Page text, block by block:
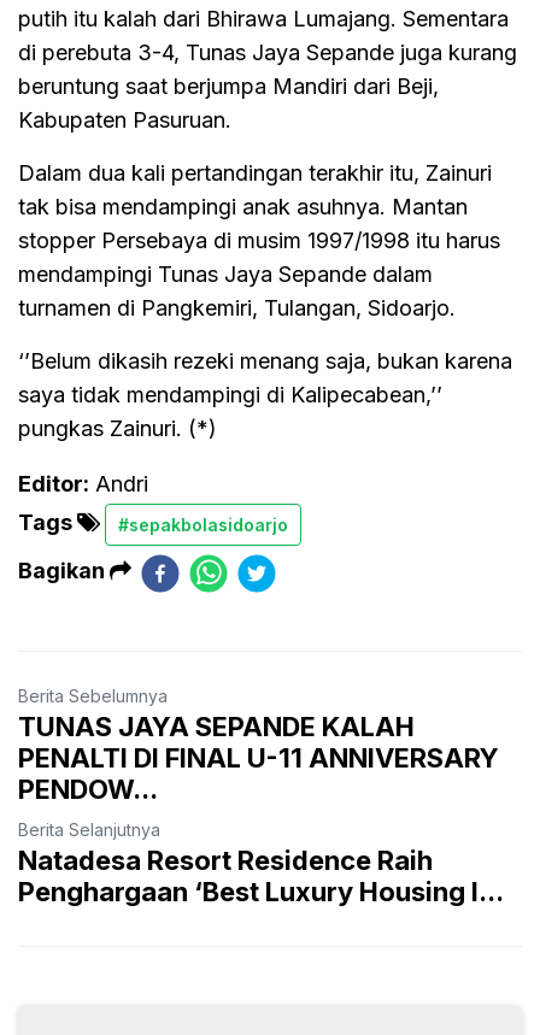
putih itu kalah dari Bhirawa Lumajang. Sementara
di perebuta 3-4, Tunas Jaya Sepande juga kurang
beruntung saat berjumpa Mandiri dari Beji,
Kabupaten Pasuruan.
Dalam dua kali pertandingan terakhir itu, Zainuri
tak bisa mendampingi anak asuhnya. Mantan
stopper Persebaya di musim 1997/1998 itu harus
mendampingi Tunas Jaya Sepande dalam
turnamen di Pangkemiri, Tulangan, Sidoarjo.
‘’Belum dikasih rezeki menang saja, bukan karena
saya tidak mendampingi di Kalipecabean,’’
pungkas Zainuri. (*)
Editor: Andri
Tags
#sepakbolasidoarjo
Bagikan
Berita Sebelumnya
TUNAS JAYA SEPANDE KALAH
PENALTI DI FINAL U-11 ANNIVERSARY
PENDOW...
Berita Selanjutnya
Natadesa Resort Residence Raih
Penghargaan ‘Best Luxury Housing I...